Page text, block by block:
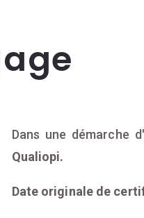
Dans une démarche
Qualiopi.
Date originale de